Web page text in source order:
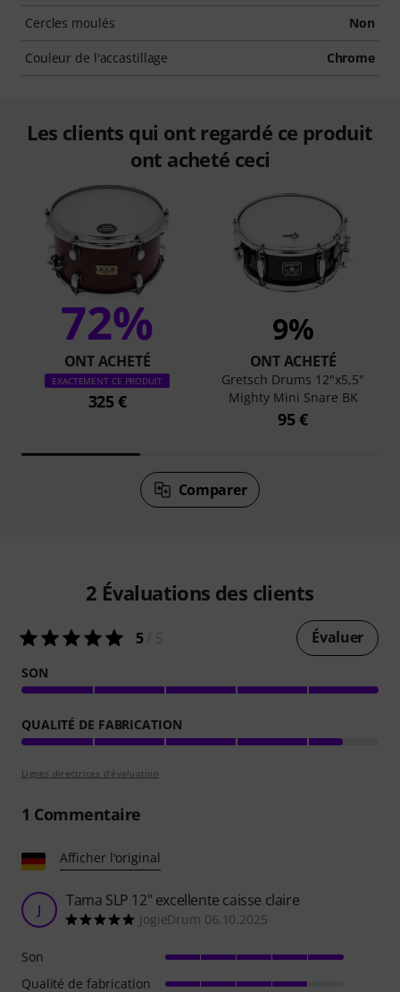
Cercles moulés Non
Couleur de l'accastillage Chrome
Les clients qui ont regardé ce produit
ont acheté ceci
72%
ONT ACHETÉ
EXACTEMENT CE PRODUIT
325 €
9%
ONT ACHETÉ
Gretsch Drums 12"x5,5"
Mighty Mini Snare BK
95 €
Comparer
2 Évaluations des clients
5/ 5 Évaluer
SON
QUALITÉ DE FABRICATION
Lignes directrices d'évaluation
1 Commentaire
Afficher l'original
J Tama SLP 12" excellente caisse claire
JogieDrum 06.10.2025
Son
Qualité de fabrication